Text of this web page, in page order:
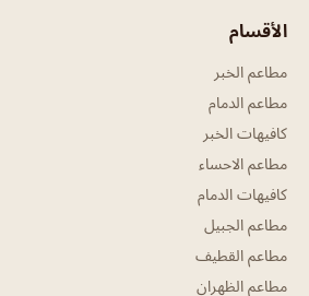
الأقسام
مطاعم الخبر
مطاعم الدمام
كافيهات الخبر
مطاعم الاحساء
كافيهات الدمام
مطاعم الجبيل
مطاعم القطيف
مطاعم الظهران